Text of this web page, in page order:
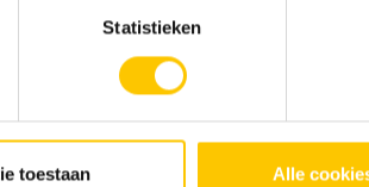
Statistieken
toestaan Alle
Vrijblijvend op de hoogte